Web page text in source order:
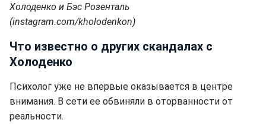
Холоденко и Бэс Розенталь
(instagram.com/kholodenkon)
Что известно о других скандалах с
Холоденко
Психолог уже не впервые оказывается в центре
внимания. В сети ее обвиняли в оторванности от
реальности.